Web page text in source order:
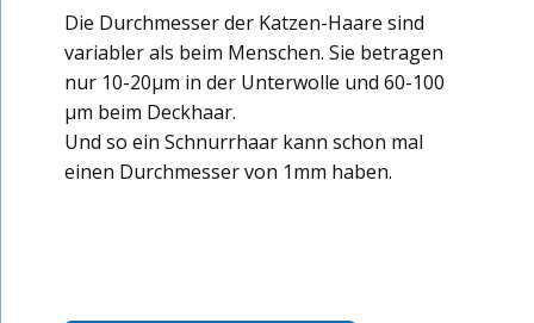
Die Durchmesser der Katzen-Haare sind
variabler als beim Menschen. Sie betragen
nur 10-20µm in der Unterwolle und 60-100
µm beim Deckhaar.
Und so ein Schnurrhaar kann schon mal
einen Durchmesser von 1mm haben.